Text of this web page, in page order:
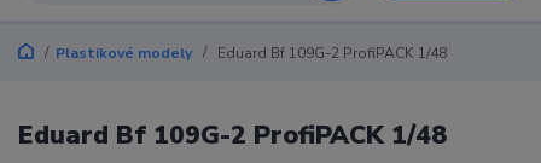
Plastikové modely Eduard Bf 109G-2 ProfiPACK 1/48
Eduard Bf 109G-2 ProfiPACK 1/48